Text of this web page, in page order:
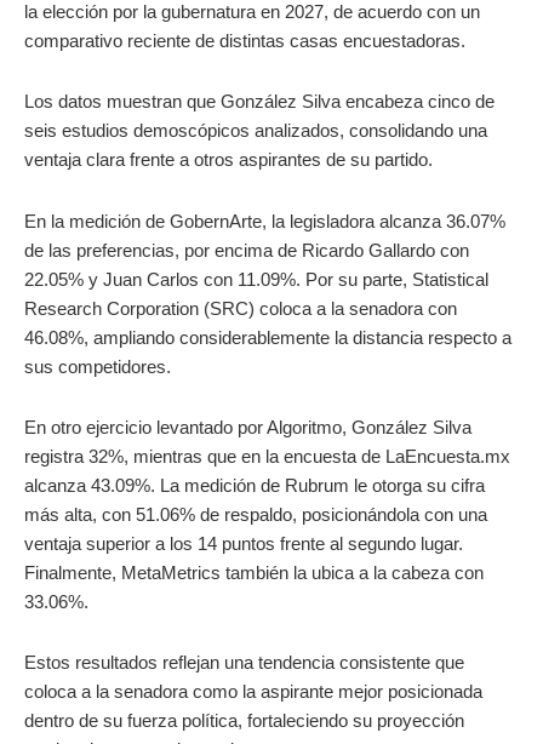
la elección por la gubernatura en 2027, de acuerdo con un
comparativo reciente de distintas casas encuestadoras.
Los datos muestran que González Silva encabeza cinco de
seis estudios demoscópicos analizados, consolidando una
ventaja clara frente a otros aspirantes de su partido.
En la medición de GobernArte, la legisladora alcanza 36.07%
de las preferencias, por encima de Ricardo Gallardo con
22.05% y Juan Carlos con 11.09%. Por su parte, Statistical
Research Corporation (SRC) coloca a la senadora con
46.08%, ampliando considerablemente la distancia respecto a
sus competidores.
En otro ejercicio levantado por Algoritmo, González Silva
registra 32%, mientras que en la encuesta de LaEncuesta.mx
alcanza 43.09%. La medición de Rubrum le otorga su cifra
más alta, con 51.06% de respaldo, posicionándola con una
ventaja superior a los 14 puntos frente al segundo lugar.
Finalmente, MetaMetrics también la ubica a la cabeza con
33.06%.
Estos resultados reflejan una tendencia consistente que
coloca a la senadora como la aspirante mejor posicionada
dentro de su fuerza política, fortaleciendo su proyección